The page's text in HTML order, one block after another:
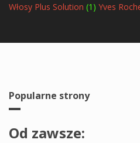
Włosy Plus Solution (1) Yves
Popularne strony
Od zawsze: